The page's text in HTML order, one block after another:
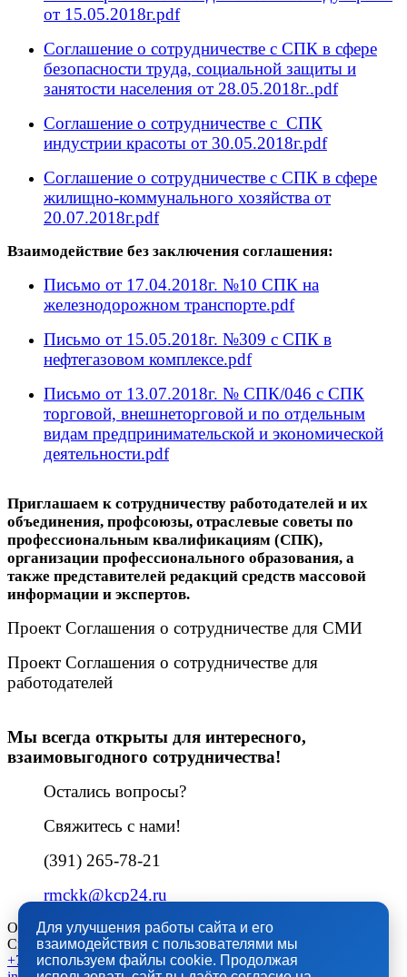
от 15.05.2018г.pdf
Соглашение о сотрудничестве с СПК в сфере
безопасности труда, социальной защиты и
занятости населения от 28.05.2018г..pdf
Соглашение о сотрудничестве с СПК
индустрии красоты от 30.05.2018г.pdf
Соглашение о сотрудничестве с СПК в сфере
жилищно-коммунального хозяйства от
20.07.2018г.pdf
Взаимодействие без заключения соглашения:
Письмо от 17.04.2018г. №10 СПК на
железнодорожном транспорте.pdf
Письмо от 15.05.2018г. №309 с СПК в
нефтегазовом комплексе.pdf
Письмо от 13.07.2018г. № СПК/046 с СПК
торговой, внешнеторговой и по отдельным
видам предпринимательской и экономической
деятельности.pdf
Приглашаем к сотрудничеству работодателей и их
объединения, профсоюзы, отраслевые советы по
профессиональным квалификациям (СПК),
организации профессионального образования, а
также представителей редакций средств массовой
информации и экспертов.
Проект Соглашения о сотрудничестве для СМИ
Проект Соглашения о сотрудничестве для
работодателей
Мы всегда открыты для интересного,
взаимовыгодного сотрудничества!
Остались вопросы?
Свяжитесь с нами!
(391) 265-78-21
rmckk@kcp24.ru
Остались вопросы?
Свяжитесь с нами!
+7(391) 201-55-80
Для улучшения работы сайта и его
взаимодействия с пользователями мы
используем файлы cookie. Продолжая